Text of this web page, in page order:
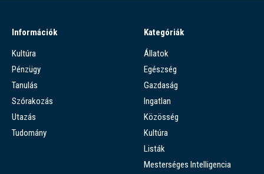
Információk
Kultúra
Pénzügy
Tanulás
Szórakozás
Utazás
Tudomány
Kategóriák
Állatok
Egészség
Gazdaság
Ingatlan
Közösség
Kultúra
Listák
Mesterséges Intelligencia